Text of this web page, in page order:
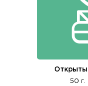
50 г.